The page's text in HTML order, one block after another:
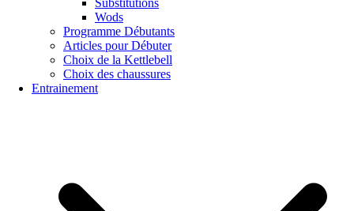
Substitutions
Wods
Programme Débutants
Articles pour Débuter
Choix de la Kettlebell
Choix des chaussures
Entrainement